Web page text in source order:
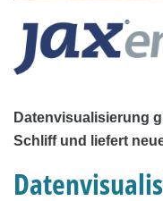
Datenvisualisierung
Schliff und liefert